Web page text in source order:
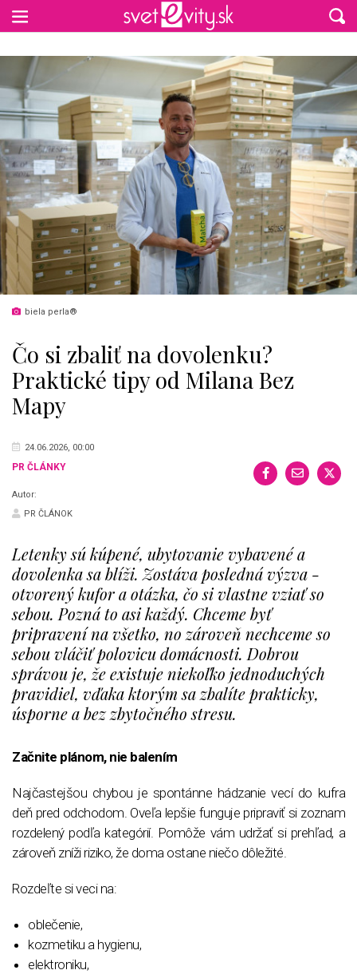
biela perla®
Čo si zbaliť na dovolenku?
Praktické tipy od Milana Bez
Mapy
24.06.2026, 00:00
PR ČLÁNKY
Autor:
PR ČLÁNOK
Letenky sú kúpené, ubytovanie vybavené a
dovolenka sa blíži. Zostáva posledná výzva -
otvorený kufor a otázka, čo si vlastne vziať so
sebou. Pozná to asi každý. Chceme byť
pripravení na všetko, no zároveň nechceme so
sebou vláčiť polovicu domácnosti. Dobrou
správou je, že existuje niekoľko jednoduchých
pravidiel, vďaka ktorým sa zbalíte prakticky,
úsporne a bez zbytočného stresu.
Začnite plánom, nie balením
Najčastejšou chybou je spontánne hádzanie vecí do kufra
deň pred odchodom. Oveľa lepšie funguje pripraviť si zoznam
rozdelený podľa kategórií. Pomôže vám udržať si prehľad, a
zároveň zníži riziko, že doma ostane niečo dôležité.
Rozdeľte si veci na:
oblečenie,
kozmetiku a hygienu,
elektroniku,